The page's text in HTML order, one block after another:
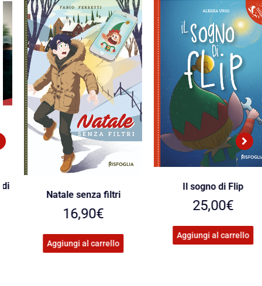
Natale senza filtri
16,90€
Aggiungi al carrello
Il sogno di Flip
25,00€
Aggiungi al carrello